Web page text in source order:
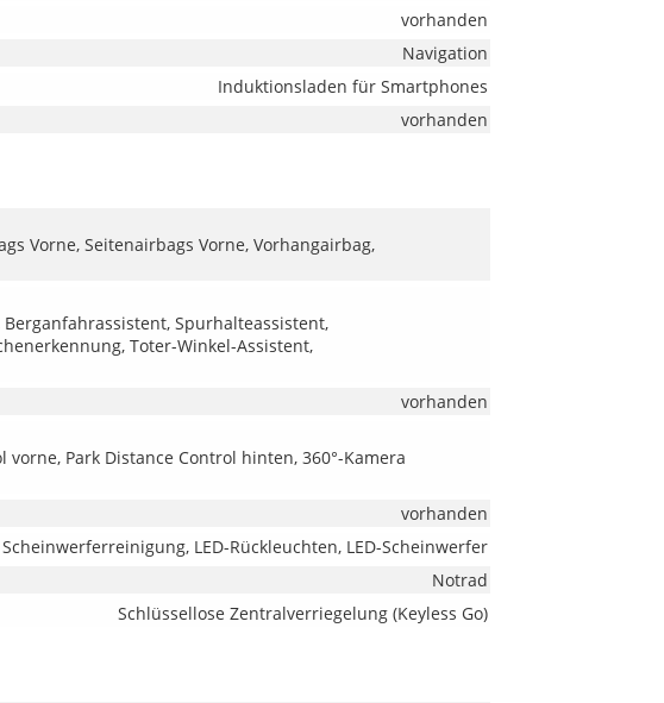
vorhanden
Navigation
Induktionsladen für Smartphones
vorhanden
Vorne, Seitenairbags Vorne, Vorhangairbag,
Spurhalteassistent,
Toter-Winkel-Assistent,
vorhanden
Park Distance Control hinten, 360°-Kamera
vorhanden
LED-Rückleuchten, LED-Scheinwerfer
Notrad
Schlüssellose Zentralverriegelung (Keyless Go)